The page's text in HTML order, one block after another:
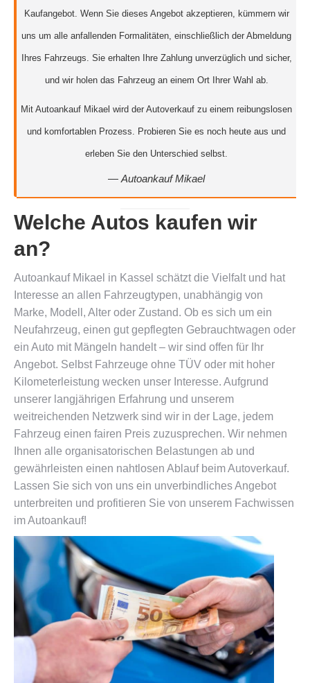
Kaufangebot. Wenn Sie dieses Angebot akzeptieren, kümmern wir
uns um alle anfallenden Formalitäten, einschließlich der Abmeldung
Ihres Fahrzeugs. Sie erhalten Ihre Zahlung unverzüglich und sicher,
und wir holen das Fahrzeug an einem Ort Ihrer Wahl ab.
Mit Autoankauf Mikael wird der Autoverkauf zu einem reibungslosen
und komfortablen Prozess. Probieren Sie es noch heute aus und
erleben Sie den Unterschied selbst.
— Autoankauf Mikael
Welche Autos kaufen wir
an?
Autoankauf Mikael in Kassel schätzt die Vielfalt und hat
Interesse an allen Fahrzeugtypen, unabhängig von
Marke, Modell, Alter oder Zustand. Ob es sich um ein
Neufahrzeug, einen gut gepflegten Gebrauchtwagen oder
ein Auto mit Mängeln handelt – wir sind offen für Ihr
Angebot. Selbst Fahrzeuge ohne TÜV oder mit hoher
Kilometerleistung wecken unser Interesse. Aufgrund
unserer langjährigen Erfahrung und unserem
weitreichenden Netzwerk sind wir in der Lage, jedem
Fahrzeug einen fairen Preis zuzusprechen. Wir nehmen
Ihnen alle organisatorischen Belastungen ab und
gewährleisten einen nahtlosen Ablauf beim Autoverkauf.
Lassen Sie sich von uns ein unverbindliches Angebot
unterbreiten und profitieren Sie von unserem Fachwissen
im Autoankauf!